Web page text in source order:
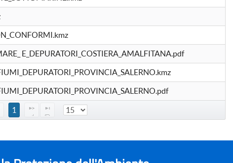
E_DEPURATORI_COSTIERA_AMALFITANA.pdf
1